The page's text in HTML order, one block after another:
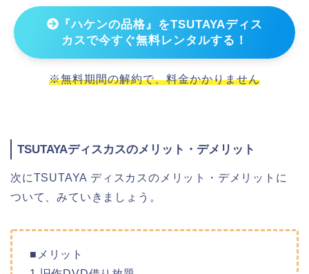
『ハケンの品格』をTSUTAYAディス
カスで今すぐ無料レンタルする！
※無料期間の解約で、料金かかりません
TSUTAYAディスカスのメリット・デメリット
次にTSUTAYA ディスカスのメリット・デメリットに
ついて、みていきましょう。
■メリット